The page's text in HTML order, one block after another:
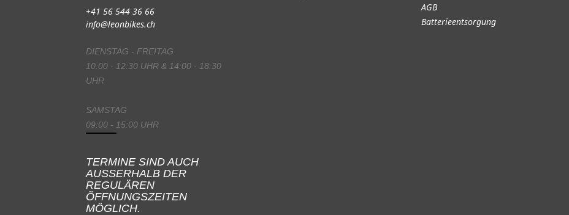
+41 56 544 36 66
info@leonbikes.ch
DIENSTAG - FREITAG
10:00 - 12:30 UHR & 14:00 - 18:30
UHR
SAMSTAG
09:00 - 15:00 UHR
TERMINE SIND AUCH
AUSSERHALB DER
REGULÄREN
ÖFFNUNGSZEITEN
MÖGLICH.
AGB
Batterieentsorgung